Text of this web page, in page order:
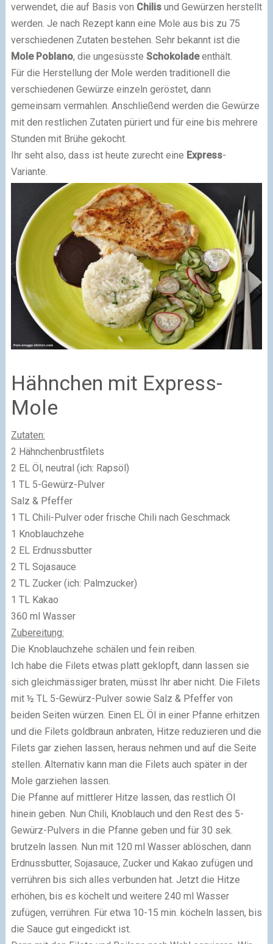
verwendet, die auf Basis von Chilis und Gewürzen herstellt
werden. Je nach Rezept kann eine Mole aus bis zu 75
verschiedenen Zutaten bestehen. Sehr bekannt ist die
Mole Poblano, die ungesüsste Schokoladeenthält.
Für die Herstellung der Mole werden traditionell die
verschiedenen Gewürze einzeln geröstet, dann
gemeinsam vermahlen. Anschließend werden die Gewürze
mit den restlichen Zutaten püriert und für eine bis mehrere
Stunden mit Brühe gekocht.
Ihr seht also, dass ist heute zurecht eine Express-
Variante.
Hähnchen mit Express-
Mole
Zutaten:
2 Hähnchenbrustfilets
2 EL Öl, neutral (ich: Rapsöl)
1 TL 5-Gewürz-Pulver
Salz & Pfeffer
1 TL Chili-Pulver oder frische Chili nach Geschmack
1 Knoblauchzehe
2 EL Erdnussbutter
2 TL Sojasauce
2 TL Zucker (ich: Palmzucker)
1 TL Kakao
360 ml Wasser
Zubereitung:
Die Knoblauchzehe schälen und fein reiben.
Ich habe die Filets etwas platt geklopft, dann lassen sie
sich gleichmässiger braten, müsst Ihr aber nicht. Die Filets
mit ½ TL 5-Gewürz-Pulver sowie Salz & Pfeffer von
beiden Seiten würzen. Einen EL Öl in einer Pfanne erhitzen
und die Filets goldbraun anbraten, Hitze reduzieren und die
Filets gar ziehen lassen, heraus nehmen und auf die Seite
stellen. Alternativ kann man die Filets auch später in der
Mole garziehen lassen.
Die Pfanne auf mittlerer Hitze lassen, das restlich Öl
hinein geben. Nun Chili, Knoblauch und den Rest des 5-
Gewürz-Pulvers in die Pfanne geben und für 30 sek.
brutzeln lassen. Nun mit 120 ml Wasser ablöschen, dann
Erdnussbutter, Sojasauce, Zucker und Kakao zufügen und
verrühren bis sich alles verbunden hat. Jetzt die Hitze
erhöhen, bis es köchelt und weitere 240 ml Wasser
zufügen, verrühren. Für etwa 10-15 min. köcheln lassen, bis
die Sauce gut eingedickt ist.